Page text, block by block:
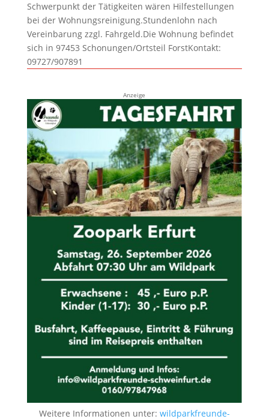
Schwerpunkt der Tätigkeiten wären Hilfestellungen
bei der Wohnungsreinigung.Stundenlohn nach
Vereinbarung zzgl. Fahrgeld.Die Wohnung befindet
sich in 97453 Schonungen/Ortsteil ForstKontakt:
09727/907891
Anzeige
Weitere Informationen unter: wildparkfreunde-